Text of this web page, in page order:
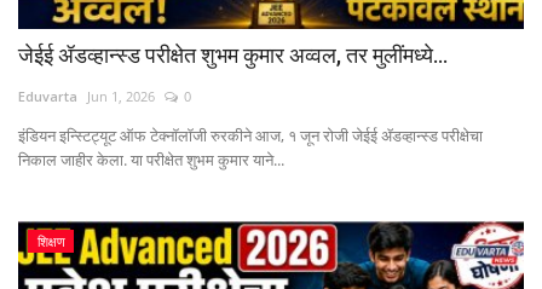
जेईई ॲडव्हान्स्ड परीक्षेत शुभम कुमार अव्वल, तर मुलींमध्ये...
Eduvarta Jun 1, 2026 0
इंडियन इन्स्टिट्यूट ऑफ टेक्नॉलॉजी रुरकीने आज, १ जून रोजी जेईई ॲडव्हान्स्ड परीक्षेचा
निकाल जाहीर केला. या परीक्षेत शुभम कुमार याने...
शिक्षण